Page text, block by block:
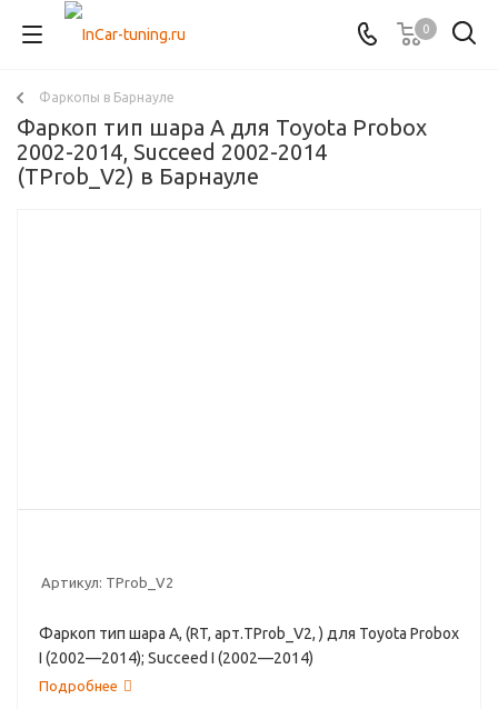
0
Фаркопы в Барнауле
Фаркоп тип шара A для Toyota Probox
2002-2014, Succeed 2002-2014
(TProb_V2) в Барнауле
Артикул: TProb_V2
Фаркоп тип шара A, (RT, арт.TProb_V2, ) для Toyota Probox
I (2002—2014); Succeed I (2002—2014)
Подробнее